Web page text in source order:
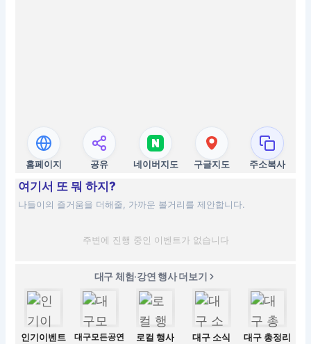
홈페이지 공유 네이버지도 구글지도 주소복사
여기서 또 뭐 하지?
나들이의 즐거움을 더해줄, 가까운 볼거리를 제안합니다.
주변에 진행 중인 이벤트가 없습니다
대구 체험·강연 행사 더보기
인기이벤트 대구모든공연 로컬 행사 대구 소식 대구 총정리